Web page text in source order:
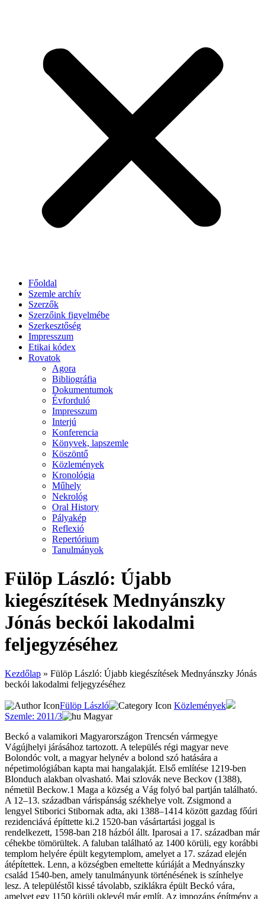
Főoldal
Szemle archív
Szerzők
Szerzőink figyelmébe
Szerkesztőség
Impresszum
Etikai kódex
Rovatok
Agora
Bibliográfia
Dokumentumok
Évforduló
Impresszum
Interjú
Konferencia
Könyvek, lapszemle
Köszöntő
Közlemények
Kronológia
Műhely
Nekrológ
Oral History
Pályakép
Reflexió
Repertórium
Tanulmányok
Fülöp László: Újabb
kiegészítések Mednyánszky
Jónás beckói lakodalmi
feljegyzéséhez
Kezdőlap » Fülöp László: Újabb kiegészítések Mednyánszky Jónás
beckói lakodalmi feljegyzéséhez
Fülöp László
Közlemények
Szemle: 2011/3
Magyar
Beckó a valamikori Magyarországon Trencsén vármegye
Vágújhelyi járásához tartozott. A település régi magyar neve
Bolondóc volt, a magyar helynév a bolond szó hatására a
népetimológiában kapta mai hangalakját. Első említése 1219-ben
Blonduch alakban olvasható. Mai szlovák neve Beckov (1388),
németül Beckow.1 Maga a község a Vág folyó bal partján található.
A 12–13. században várispánság székhelye volt. Zsigmond a
lengyel Stiborici Stibornak adta, aki 1388–1414 között gazdag főúri
rezidenciává építtette ki.2 1520-ban vásártartási joggal is
rendelkezett, 1598-ban 218 házból állt. Iparosai a 17. században már
céhekbe tömörültek. A faluban található az 1400 körüli, egy korábbi
templom helyére épült kegytemplom, amelyet a 17. század elején
átépítettek. Lenn, a községben emeltette kúriáját a Mednyánszky
család 1540-ben, amely tanulmányunk történésének is színhelye
lesz. A településtől kissé távolabb, sziklákra épült Beckó vára,
amelyet egy 1150 körüli oklevél már említ. Az impozáns építmény a